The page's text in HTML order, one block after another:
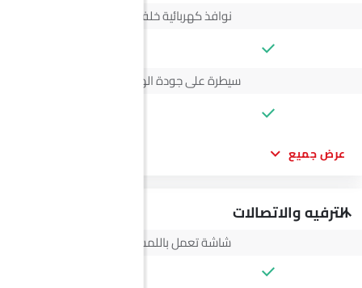
نوافذ كهربائية خلفية
سيطرة على جودة الهواء
عرض جميع
الترفيه والاتصالات
شاشة تعمل باللمس